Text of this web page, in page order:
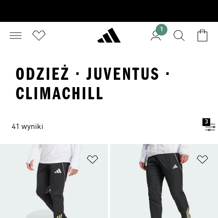
1
ODZIEŻ · JUVENTUS ·
CLIMACHILL
41 wyniki
3
Dodaj do listy życzeń